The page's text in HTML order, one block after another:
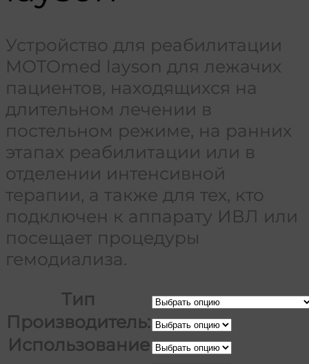
Устройство для реабилитации
MOTOmed layson для лежачих
пациентов, находящихся на
длительном лечении в
постельном режиме, на ранних
этапах реабилитации или в
отделении интенсивной
терапии, а также для тех, кто
подключен к аппарату ИВЛ или
посещает процедуры
гемодиализа.
Тип
Производитель:
Использование